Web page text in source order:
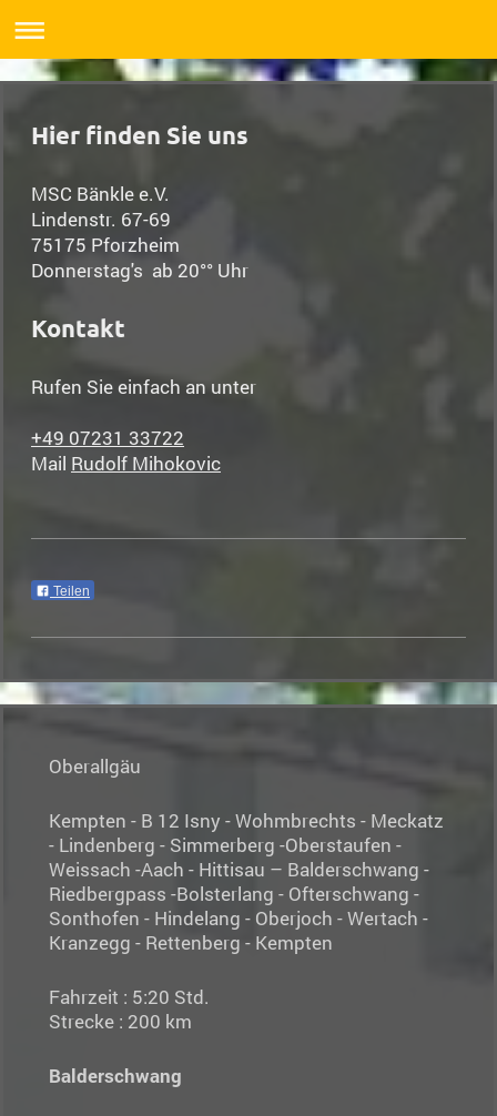
Hier finden Sie uns
MSC Bänkle e.V.
Lindenstr. 67-69
75175 Pforzheim
Donnerstag's ab 20°° Uhr
Kontakt
Rufen Sie einfach an unter
+49 07231 33722
Mail Rudolf Mihokovic
Teilen
Oberallgäu
Kempten - B 12 Isny - Wohmbrechts - Meckatz
- Lindenberg - Simmerberg -Oberstaufen -
Weissach -Aach - Hittisau – Balderschwang -
Riedbergpass -Bolsterlang - Ofterschwang -
Sonthofen - Hindelang - Oberjoch - Wertach -
Kranzegg - Rettenberg - Kempten
Fahrzeit : 5:20 Std.
Strecke : 200 km
Balderschwang